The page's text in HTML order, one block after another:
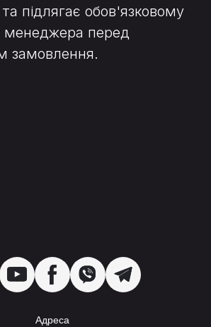
підлягає обов'язковому
перед
замовлення.
Адреса